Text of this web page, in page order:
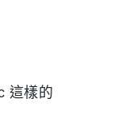
這樣的